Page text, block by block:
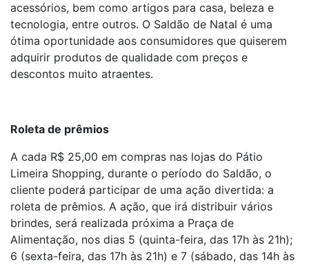
acessórios, bem como artigos para casa, beleza e
tecnologia, entre outros. O Saldão de Natal é uma
ótima oportunidade aos consumidores que quiserem
adquirir produtos de qualidade com preços e
descontos muito atraentes.
Roleta de prêmios
A cada R$ 25,00 em compras nas lojas do Pátio
Limeira Shopping, durante o período do Saldão, o
cliente poderá participar de uma ação divertida: a
roleta de prêmios. A ação, que irá distribuir vários
brindes, será realizada próxima a Praça de
Alimentação, nos dias 5 (quinta-feira, das 17h às 21h);
6 (sexta-feira, das 17h às 21h) e 7 (sábado, das 14h às